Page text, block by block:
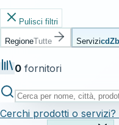
Pulisci filtri
RegioneTutte Servizi
0 fornitori
Cerchi prodotti o servizi?